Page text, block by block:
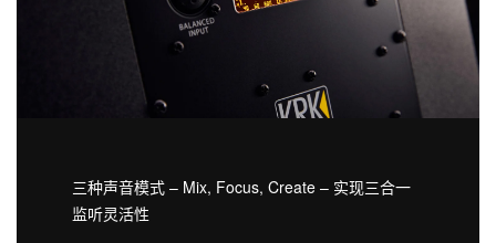
三种声音模式 – Mix, Focus, Create – 实现三合一
监听灵活性